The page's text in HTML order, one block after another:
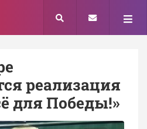
реализация
для Победы!»